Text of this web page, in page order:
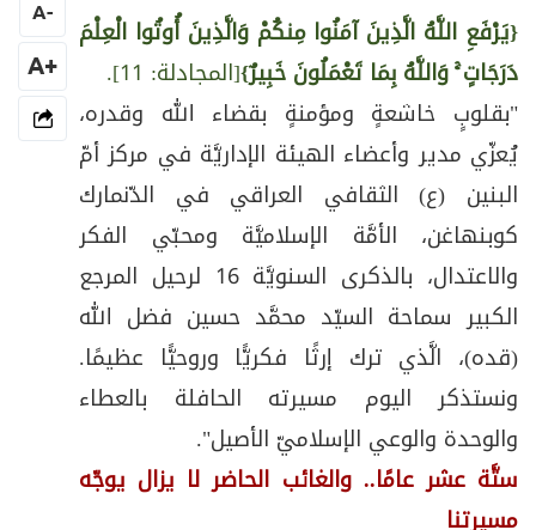
{يَرْفَعِ اللَّهُ الَّذِينَ آمَنُوا مِنكُمْ وَالَّذِينَ أُوتُوا الْعِلْمَ
دَرَجَاتٍ ۚ وَاللَّهُ بِمَا تَعْمَلُونَ خَبِيرٌ}[المجادلة: 11].
"بقلوبٍ خاشعةٍ ومؤمنةٍ بقضاء الله وقدره،
يُعزّي مدير وأعضاء الهيئة الإداريَّة في مركز أمّ
البنين (ع) الثقافي العراقي في الدّنمارك
كوبنهاغن، الأمَّة الإسلاميَّة ومحبّي الفكر
والاعتدال، بالذكرى السنويَّة 16 لرحيل المرجع
الكبير سماحة السيّد محمَّد حسين فضل الله
(قده)، الَّذي ترك إرثًا فكريًّا وروحيًّا عظيمًا.
ونستذكر اليوم مسيرته الحافلة بالعطاء
والوحدة والوعي الإسلاميّ الأصيل".
ستَّة عشر عامًا.. والغائب الحاضر لا يزال يوجّه
مسيرتنا
-
A
+A